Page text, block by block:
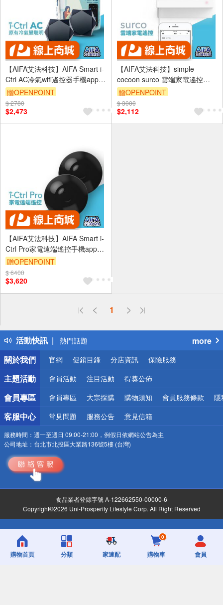
【AIFA艾法科技】AIFA Smart i-
Ctrl AC冷氣wifi遙控器手機app遙
控空調冷氣智能遙控【雙入】
CCAJ16LP3600T1
贈OPENPOINT
$ 2780
$2,473
【AIFA艾法科技】simple
cocoon surco 雲端家電遙控
(surco smart remote) 手機app
遠端遙控冷氣
贈OPENPOINT
$ 3000
$2,112
【AIFA艾法科技】AIFA Smart i-
Ctrl Pro家電遠端遙控手機app遙
控 智能家居智慧遙控器【雙入】
CCAJ16LP3600T1
贈OPENPOINT
$ 6400
$3,620
1
活動快訊
偏遠地區配送
得獎公告
熱門話題
銀行優惠
偏遠地區配送
詐騙網頁！請小心！
more
關於我們
官網 促銷目錄 分店資訊 保險服務
主題活動 會員活動 注目活動 得獎公佈
會員專區 會員專區 大宗採購 購物須知 會員服務條款 隱
客服中心 常見問題 服務公告 意見信箱
服務時間： 週一至週日 09:00-21:00，例假日依網站公告為主
公司地址： 台北市北投區大業路136號5樓 (台灣)
食品業者登錄字號 A-122662550-00000-6
Copyright©2026 Uni-Prosperity Lifestyle Corp. All Right Reserved
購物首頁 分類 家速配
0
購物車 會員